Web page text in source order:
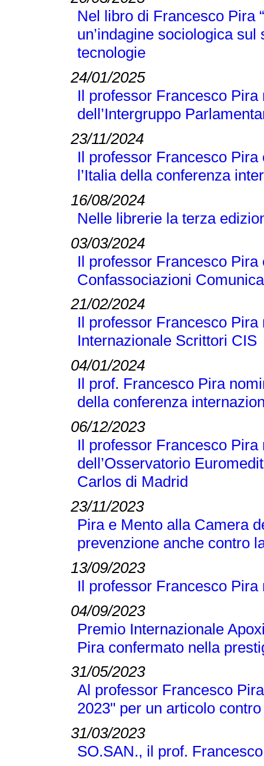
Nel libro di Francesco Pira
un’indagine sociologica
tecnologie
24/01/2025
Il professor Francesco
dell’Intergruppo
23/11/2024
Il professor Francesco
l’Italia della conferenza
16/08/2024
Nelle librerie la terza
03/03/2024
Il professor Francesco
Confassociazioni
21/02/2024
Il professor Francesco
Internazionale Scrittori CIS
04/01/2024
Il prof. Francesco Pira
della conferenza
06/12/2023
Il professor Francesco
dell’Osservatorio
Carlos di Madrid
23/11/2023
Pira e Mento alla Camera
prevenzione anche contro
13/09/2023
Il professor Francesco
04/09/2023
Premio Internazionale
Pira confermato nella
31/05/2023
Al professor Francesco
2023" per un articolo
31/03/2023
SO.SAN., il prof.